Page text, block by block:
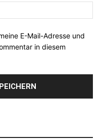
E-Mail-Adresse und
in diesem